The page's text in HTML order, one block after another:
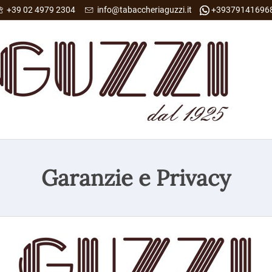
+39 02 4979 2304 info@tabaccheriaguzzi.it
Garanzie e Privacy